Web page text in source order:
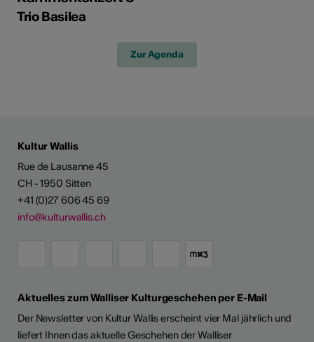
Trio Basilea
Zur Agenda
Kultur Wallis
Rue de Lausanne 45
CH - 1950 Sitten
+41 (0)27 606 45 69
info@kulturwallis.ch
Aktuelles zum Walliser Kulturgeschehen per E-Mail
Der Newsletter von Kultur Wallis erscheint vier Mal jährlich und
liefert Ihnen das aktuelle Geschehen der Walliser